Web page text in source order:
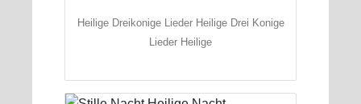
Heilige Dreikonige Lieder Heilige Drei Konige
Lieder Heilige